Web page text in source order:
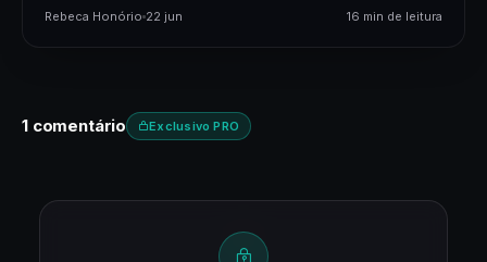
documentos e gerar código. Mas uma nova etapa da…
Rebeca Honório 22 jun 16 min de leitura
1 comentário Exclusivo PRO